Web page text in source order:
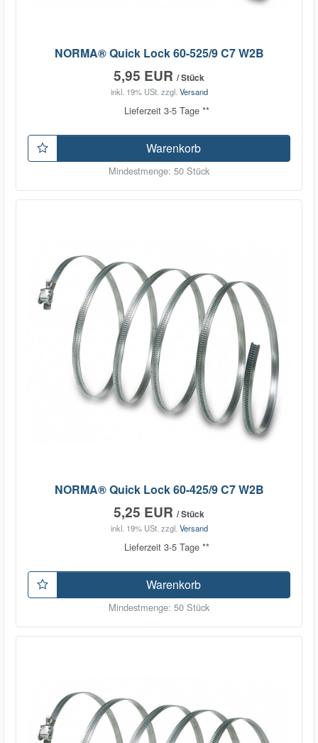
NORMA® Quick Lock 60-525/9 C7 W2B
5,95 EUR / Stück
inkl. 19% USt. zzgl. Versand
Lieferzeit 3-5 Tage **
Warenkorb
Mindestmenge: 50 Stück
NORMA® Quick Lock 60-425/9 C7 W2B
5,25 EUR / Stück
inkl. 19% USt. zzgl. Versand
Lieferzeit 3-5 Tage **
Warenkorb
Mindestmenge: 50 Stück